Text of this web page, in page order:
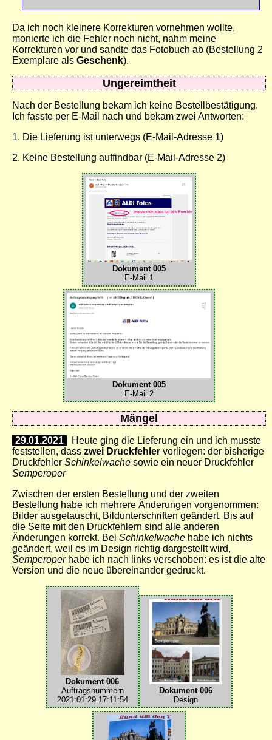
Da ich noch kleinere Korrekturen vornehmen wollte,
monierte ich die Fehler noch nicht, nahm meine
Korrekturen vor und sandte das Fotobuch ab (Bestellung 2
Exemplare als Geschenk).
Ungereimtheit
Nach der Bestellung bekam ich keine Bestellbestätigung.
Ich fasste per E-Mail nach und bekam zwei Antworten:
1. Die Lieferung ist unterwegs (E-Mail-Adresse 1)
2. Keine Bestellung auffindbar (E-Mail-Adresse 2)
Dokument 005
E-Mail 1
Dokument 005
E-Mail 2
Mängel
29.01.2021
Heute ging die Lieferung ein und ich musste
feststellen, dass zwei Druckfehler vorliegen: der bisherige
Druckfehler Schinkelwache sowie ein neuer Druckfehler
Semperoper
Zwischen der ersten Bestellung und der zweiten
Bestellung habe ich mehrere Änderungen vorgenommen:
Bilder ausgetauscht, Bildunterschriften geändert. Bis auf
die Seite mit den Druckfehlern sind alle anderen
Änderungen korrekt. Bei Schinkelwache habe ich nichts
geändert, weil es im Design richtig dargestellt wird,
Semperoperhabe ich nach links verschoben: es ist die alte
Version und die neue übereinander gedruckt.
Dokument 006
Auftragsnummern
2021:01:29 17:11:54
Dokument 006
Design